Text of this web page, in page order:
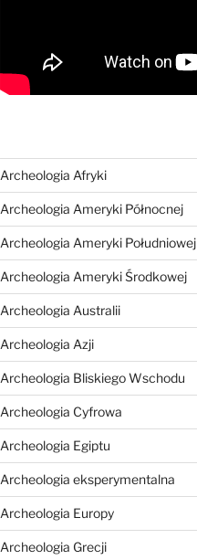
Archeologia Afryki
Archeologia Ameryki Północnej
Archeologia Ameryki Południowej
Archeologia Ameryki Środkowej
Archeologia Australii
Archeologia Azji
Archeologia Bliskiego Wschodu
Archeologia Cyfrowa
Archeologia Egiptu
Archeologia eksperymentalna
Archeologia Europy
Archeologia Grecji